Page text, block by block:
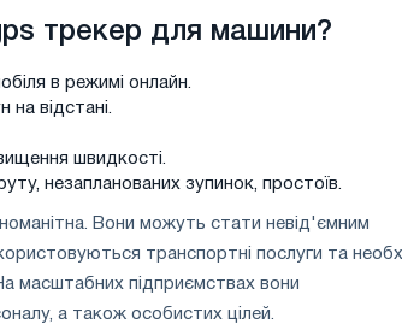
трекер для машини?
в режимі онлайн.
відстані.
швидкості.
незапланованих зупинок, простоїв.
Вони можуть стати невід'ємним
транспортні послуги та
масштабних підприємствах вони
а також особистих цілей.